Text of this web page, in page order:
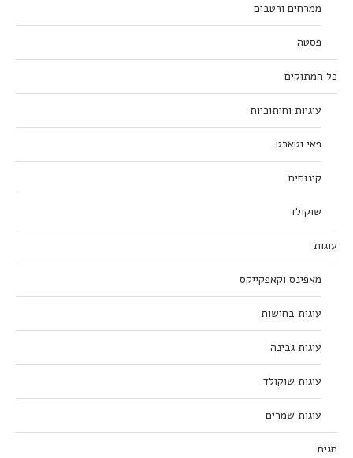
ממרחים ורטבים
פסטה
כל המתוקים
עוגיות וחיתוכיות
פאי וטארט
קינוחים
שוקולד
עוגות
מאפינס וקאפקייקס
עוגות בחושות
עוגות גבינה
עוגות שוקולד
עוגות שמרים
חגים